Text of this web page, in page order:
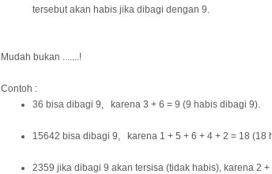
tersebut akan habis jika dibagi dengan 9.
Mudah bukan .......!
Contoh :
36 bisa dibagi 9, karena 3 + 6 = 9 (9 habis dibagi 9).
15642 bisa dibagi 9, karena 1 + 5 + 6 + 4 + 2 = 18 (18
2359 jika dibagi 9 akan tersisa (tidak habis), karena 2 +